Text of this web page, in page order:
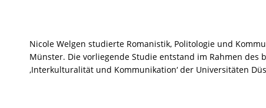
Nicole Welgen studierte Romanistik, Politologie und
Münster. Die vorliegende Studie entstand im Rahmen des
‚Interkulturalität und Kommunikation‘ der Universitäten